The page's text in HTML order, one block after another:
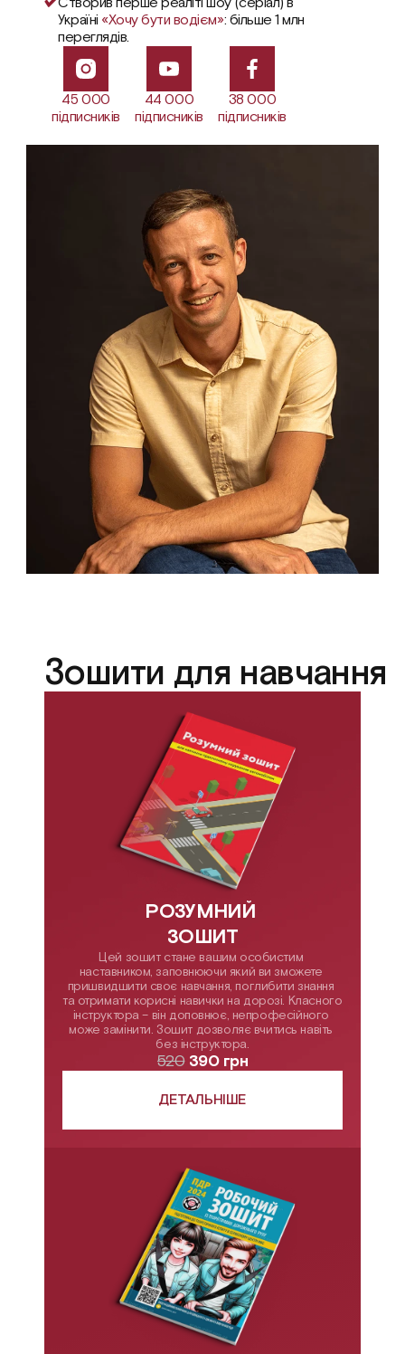
Зошити для навчання
РОЗУМНИЙ
ЗОШИТ
Цей зошит стане вашим особистим
наставником, заповнюючи який ви зможете
пришвидшити своє навчання, поглибити знання
та отримати корисні навички на дорозі. Класного
інструктора – він доповнює, непрофесійного
може замінити. Зошит дозволяє вчитись навіть
без інструктора.
520 390 грн
ДЕТАЛЬНІШЕ
Україні «Хочу бути водієм»: більше 1 млн
переглядів.
45 000
підписників
44 000
підписників
38 000
підписників